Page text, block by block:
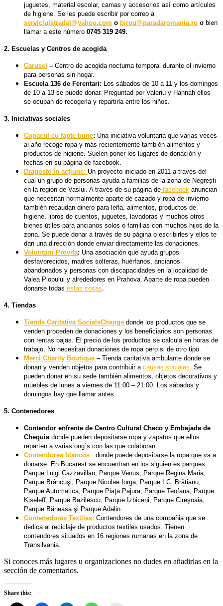
juguetes, material escolar, camas y accesorios así como artículos
de higiene. Se les puede escribir por correo a
serviciulstradal@yahoo.com o birou@paradaromania.ro o bien
llamar a este número 0745 319 249.
2. Escuelas y Centros de acogida
Carusel – Centro de acogida nocturna temporal durante el invierno
para personas sin hogar.
Escuela 136 de Ferentari:
Los sábados de 10 a 11 y los domingos
de 10 a 13 se puede donar. Preguntad por Valeriu y Hannah ellos
se ocupan de recogerla y repartirla entre los niños.
3. Iniciativas sociales
Copacul cu fapte bune: Una iniciativa voluntaria que varias veces
al año recoge ropa y más recientemente también alimentos y
productos de higiene. Suelen poner los lugares de donación y
fechas en su página de facebook.
Dragoste în acțiune: Un proyecto iniciado en 2011 a través del
cual un grupo de personas ayuda a familias de la zona de Negrești
en la región de Vaslui. A través de su página de facebook anuncian
que necesitan normalmente aparte de cazado y ropa de invierno
también recaudan dinero para leña, alimentos, productos de
higiene, libros de cuentos, juguetes, lavadoras y muchos otros
bienes útiles para ancianos solos o familias con muchos hijos de la
zona. Se puede donar a través de su página o escribirles y ellos te
dan una dirección donde enviar directamente las donaciones.
Voluntarii Provita: Una asociación que ayuda grupos
desfavorecidos, madres solteras, huérfanos, ancianos
abandonados y personas con discapacidades en la localidad de
Valea Plopului y alrededores en Prahova. Aparte de ropa pueden
donarse todas estas cosas
4. Tiendas
Tienda Caritativa SocialxChange donde los productos que se
venden proceden de donaciones y los beneficiarios son personas
con rentas bajas. El precio de los productos se calcula en horas de
trabajo. No necesitan donaciones de ropa pero si de otro tipo.
Merci Charity Boutique – Tienda caritativa ambulante donde se
donan y venden objetos para contribuir a causas sociales. Se
pueden donar en su sede también alimentos, objetos decorativos y
muebles de lunes a viernes de 11:00 – 21:00. Los sábados y
domingos hay que llamar antes.
5. Contenedores
Contendor enfrente de Centro Cultural Checo y Embajada de
Chequia donde pueden depositarse ropa y zapatos que ellos
reparten a varias ong´s con las que colaboran.
Contendores blancos : donde puede depositarse la ropa que va a
donarse. En Bucarest se encuentran en los siguientes parques:
Parque Luigi Cazzavillan, Parque Venus, Parque Regina Maria,
Parque Brâncuşi, Parque Nicolae Iorga, Parque I.C. Brătianu,
Parque Automatica, Parque Piaţa Pajura, Parque Teofana, Parque
Kiseleff, Parque Bazilescu, Parque Izbiceni, Parque Cireşoaia,
Parque Băneasa şi Parque Adalin.
Contenedores Textiles: Contendores de una compañia que se
dedica al reciclaje de productos textiles usados. Tienen
contendores situados en 16 regiones rumanas en la zona de
Transilvania.
Si conoces más lugares u organizaciones no dudes en añadirlas en la
sección de comentarios.
Share this: